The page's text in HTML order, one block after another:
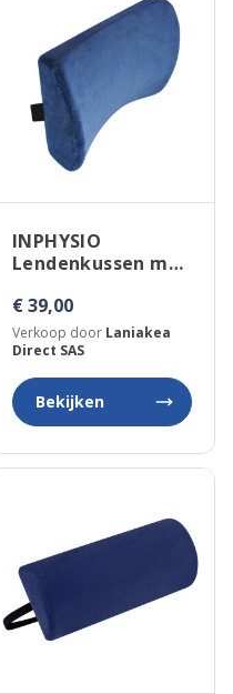
INPHYSIO
Lendenkussen met
€ 39,00
Verkoop door Laniakea
Direct SAS
Bekijken